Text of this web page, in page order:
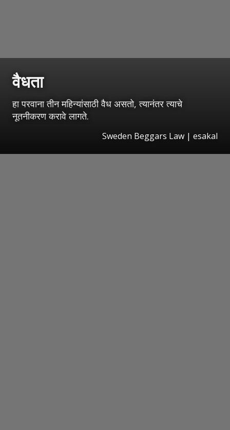
वैधता
हा परवाना तीन महिन्यांसाठी वैध असतो, त्यानंतर त्याचे
नूतनीकरण करावे लागते.
Sweden Beggars Law | esakal